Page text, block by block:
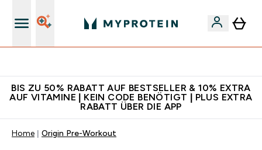
BIS ZU 50% RABATT AUF BESTSELLER & 10% EXTRA
AUF VITAMINE | KEIN CODE BENÖTIGT | PLUS EXTRA
RABATT ÜBER DIE APP
Home Origin Pre-Workout